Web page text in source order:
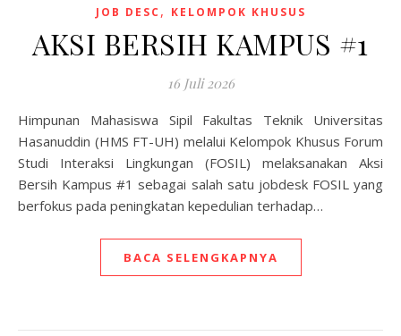
JOB DESC , KELOMPOK KHUSUS
AKSI BERSIH KAMPUS #1
16 Juli 2026
Himpunan Mahasiswa Sipil Fakultas Teknik Universitas
Hasanuddin (HMS FT-UH) melalui Kelompok Khusus Forum
Studi Interaksi Lingkungan (FOSIL) melaksanakan Aksi
Bersih Kampus #1 sebagai salah satu jobdesk FOSIL yang
berfokus pada peningkatan kepedulian terhadap…
BACA SELENGKAPNYA